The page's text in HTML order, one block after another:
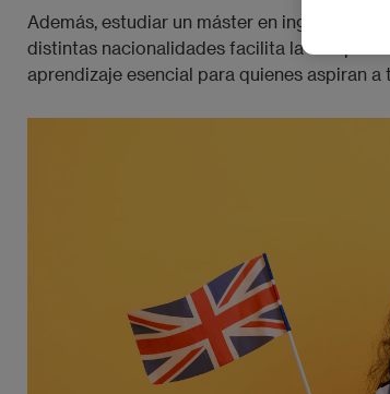
Además, estudiar un máster en inglés
distintas nacionalidades facilita la
aprendizaje esencial para quienes aspiran